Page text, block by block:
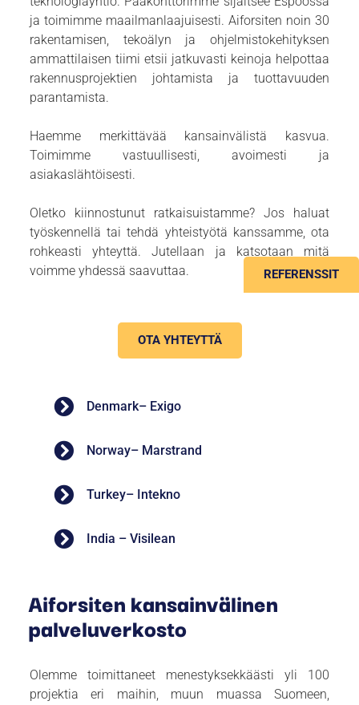
ja toimimme maailmanlaajuisesti. Aiforsiten noin 30
rakentamisen, tekoälyn ja ohjelmistokehityksen
ammattilaisen tiimi etsii jatkuvasti keinoja helpottaa
rakennusprojektien johtamista ja tuottavuuden
parantamista.
Haemme merkittävää kansainvälistä kasvua.
Toimimme vastuullisesti, avoimesti ja
asiakaslähtöisesti.
Oletko kiinnostunut ratkaisuistamme? Jos haluat
työskennellä tai tehdä yhteistyötä kanssamme, ota
rohkeasti yhteyttä. Jutellaan ja katsotaan mitä
voimme yhdessä saavuttaa.
OTA YHTEYTTÄ
Aiforsiten kansainvälinen
palveluverkosto
Olemme toimittaneet menestyksekkäästi yli 100
projektia eri maihin, muun muassa Suomeen,
Denmark– Exigo
Norway– Marstrand
Turkey– Intekno
India – Visilean
REFERENSSIT